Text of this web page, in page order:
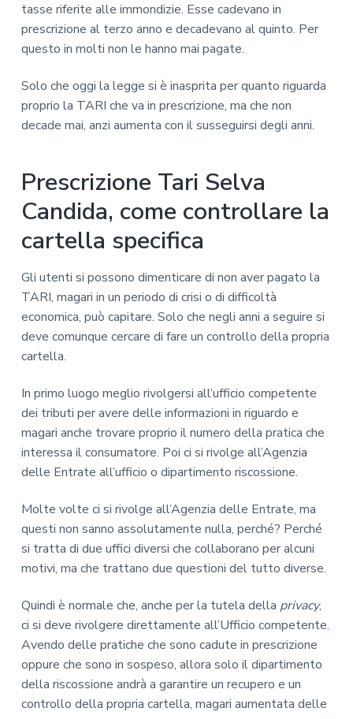
tasse riferite alle immondizie. Esse cadevano in
prescrizione al terzo anno e decadevano al quinto. Per
questo in molti non le hanno mai pagate.
Solo che oggi la legge si è inasprita per quanto riguarda
proprio la TARI che va in prescrizione, ma che non
decade mai, anzi aumenta con il susseguirsi degli anni.
Prescrizione Tari Selva
Candida, come controllare la
cartella specifica
Gli utenti si possono dimenticare di non aver pagato la
TARI, magari in un periodo di crisi o di difficoltà
economica, può capitare. Solo che negli anni a seguire si
deve comunque cercare di fare un controllo della propria
cartella.
In primo luogo meglio rivolgersi all’ufficio competente
dei tributi per avere delle informazioni in riguardo e
magari anche trovare proprio il numero della pratica che
interessa il consumatore. Poi ci si rivolge all’Agenzia
delle Entrate all’ufficio o dipartimento riscossione.
Molte volte ci si rivolge all’Agenzia delle Entrate, ma
questi non sanno assolutamente nulla, perché? Perché
si tratta di due uffici diversi che collaborano per alcuni
motivi, ma che trattano due questioni del tutto diverse.
Quindi è normale che, anche per la tutela della privacy,
ci si deve rivolgere direttamente all’Ufficio competente.
Avendo delle pratiche che sono cadute in prescrizione
oppure che sono in sospeso, allora solo il dipartimento
della riscossione andrà a garantire un recupero e un
controllo della propria cartella, magari aumentata delle